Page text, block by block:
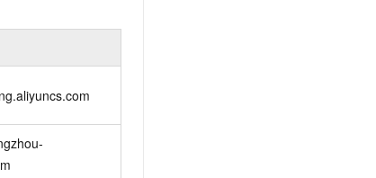
高质量视频
I2V
细节丰富
户网站
落地极速上线
高效办公新体验
Cloud ISV 合作